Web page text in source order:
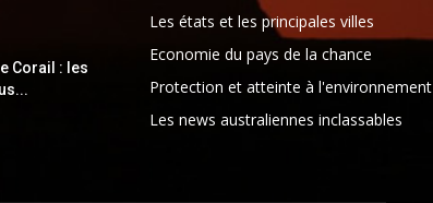
Corail : les
Les états et les principales villes
Economie du pays de la chance
Protection et atteinte à l'environnement
Les news australiennes inclassables